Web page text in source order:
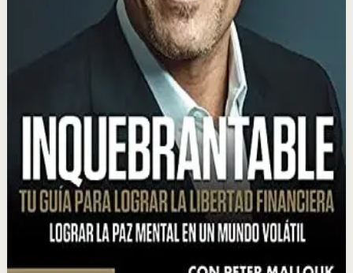
Es para personas que quieren tomar control de sus
finanzas personales, aprender a invertir
inteligentemente y construir un futuro económico
sólido sin necesidad de ser expertos.
Idea clave
La idea central es que con las reglas correctas y el
sistema adecuado, cualquier persona puede convertirse
en su propio gestor financiero y alcanzar la libertad
económica.
Selección afiliadaLograr Libertad Financiera